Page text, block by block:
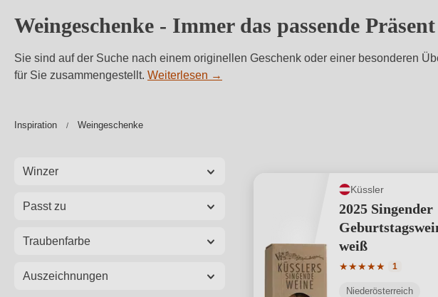
mithilfe
KI
verändert.
Weingeschenke - Immer das passende Präsent
Sie sind auf der Suche nach einem originellen Geschenk oder einer besonderen
für Sie zusammengestellt. Weiterlesen →
Inspiration Weingeschenke
Winzer
Passt zu
Traubenfarbe
Auszeichnungen
Küssler
2025 Singender
weiß
★★★★★
Durchschnittliche
1
Niederösterreich